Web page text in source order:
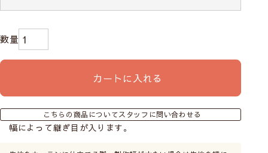
カートに入れる
こちらの商品についてスタッフに問い合わせる
幅によって継ぎ目が入ります。